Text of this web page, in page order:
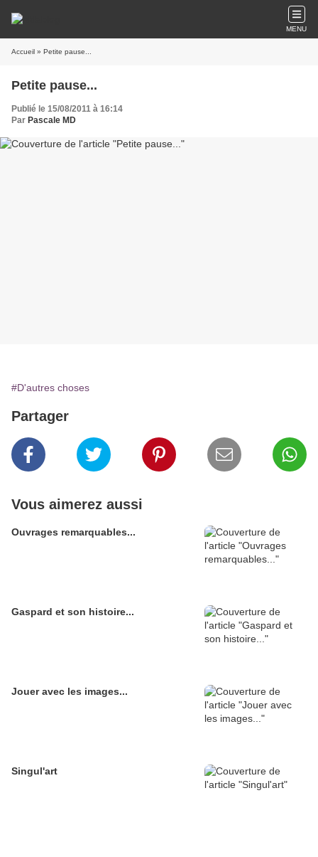
MENU
Accueil » Petite pause...
Petite pause...
Publié le 15/08/2011 à 16:14
Par Pascale MD
#D'autres choses
Partager
Vous aimerez aussi
Ouvrages remarquables...
Gaspard et son histoire...
Jouer avec les images...
Singul'art